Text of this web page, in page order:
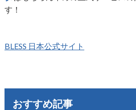
す！
BLESS 日本公式サイト
おすすめ記事